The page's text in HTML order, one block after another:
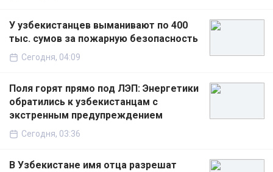
У узбекистанцев выманивают по 400
тыс. сумов за пожарную безопасность
Сегодня, 04:09
Поля горят прямо под ЛЭП: Энергетики
обратились к узбекистанцам с
экстренным предупреждением
Сегодня, 03:36
В Узбекистане имя отца разрешат